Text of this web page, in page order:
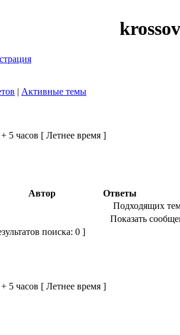
| Активные темы
5 часов [ Летнее время ]
Автор
Ответы
Подходящих
Показать
поиска: 0 ]
5 часов [ Летнее время ]